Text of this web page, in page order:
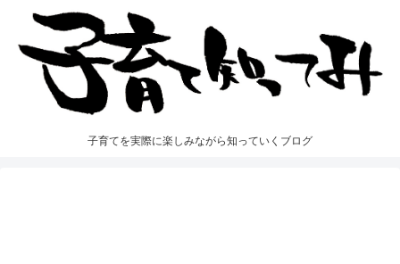
子育てを実際に楽しみながら知っていくブログ